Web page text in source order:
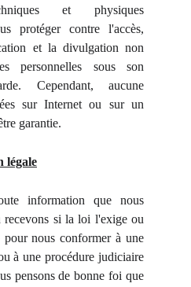
et physiques
protéger contre l'accès,
et la divulgation non
personnelles sous son
Cependant, aucune
sur Internet ou sur un
garantie.
légale
information que nous
recevons si la loi l'exige ou
pour nous conformer à une
à une procédure judiciaire
pensons de bonne foi que